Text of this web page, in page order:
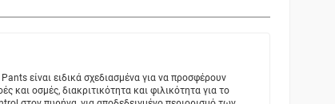
είναι ειδικά σχεδιασμένα για να προσφέρουν
και οσμές, διακριτικότητα και φιλικότητα για το